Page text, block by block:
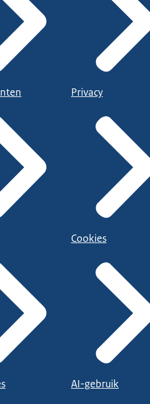
Privacy
Cookies
AI-gebruik